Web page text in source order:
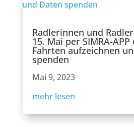
Radlerinnen und
15. Mai per SIMRA-APP
Fahrten aufzeichnen
spenden
Mai 9, 2023
mehr lesen